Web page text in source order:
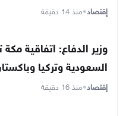
إقتصاد•منذ 14 دقيقة
وزير الدفاع: اتفاقية
السعودية وتركيا
إقتصاد•منذ 16 دقيقة